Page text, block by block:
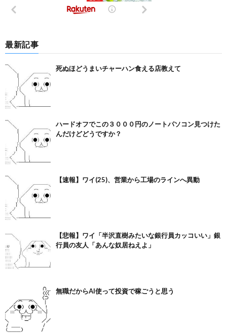
最新記事
死ぬほどうまいチャーハン食える店教えて
ハードオフでこの３０００円のノートパソコン見つけた
んだけどどうですか？
【速報】ワイ(25)、営業から工場のラインへ異動
【悲報】ワイ「半沢直樹みたいな銀行員カッコいい」銀
行員の友人「あんな奴居ねえよ」
無職だからAI使って投資で稼ごうと思う